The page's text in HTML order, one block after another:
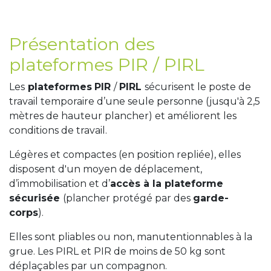
Présentation des
plateformes PIR / PIRL
Les plateformes PIR / PIRL sécurisent le poste de
travail temporaire d’une seule personne (jusqu'à 2,5
mètres de hauteur plancher) et améliorent les
conditions de travail.
Légères et compactes (en position repliée), elles
disposent d'un moyen de déplacement,
d’immobilisation et d’accès à la plateforme
sécurisée (plancher protégé par des garde-
corps).
Elles sont pliables ou non, manutentionnables à la
grue. Les PIRL et PIR de moins de 50 kg sont
déplaçables par un compagnon.